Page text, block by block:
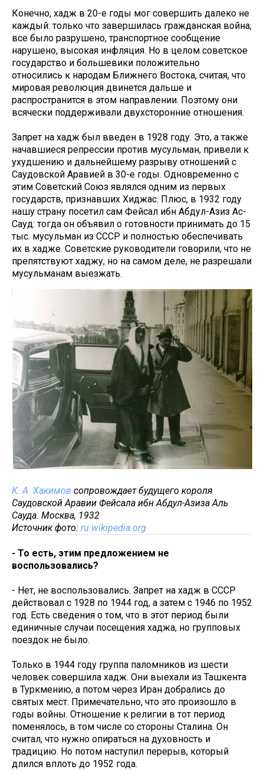
Конечно, хадж в 20-е годы мог совершить далеко не
каждый: только что завершилась гражданская война,
все было разрушено, транспортное сообщение
нарушено, высокая инфляция. Но в целом советское
государство и большевики положительно
относились к народам Ближнего Востока, считая, что
мировая революция двинется дальше и
распространится в этом направлении. Поэтому они
всячески поддерживали двухсторонние отношения.
Запрет на хадж был введен в 1928 году. Это, а также
начавшиеся репрессии против мусульман, привели к
ухудшению и дальнейшему разрыву отношений с
Саудовской Аравией в 30-е годы. Одновременно с
этим Советский Союз являлся одним из первых
государств, признавших Хиджас. Плюс, в 1932 году
нашу страну посетил сам Фейсал ибн Абдул-Азиз Ас-
Сауд: тогда он объявил о готовности принимать до 15
тыс. мусульман из СССР и полностью обеспечивать
их в хадже. Советские руководители говорили, что не
препятствуют хаджу, но на самом деле, не разрешали
мусульманам выезжать.
К. А. Хакимов сопровождает будущего короля
Саудовской Аравии Фейсала ибн Абдул-Азиза Аль
Сауда. Москва, 1932
Источник фото: ru.wikipedia.org
- То есть, этим предложением не
воспользовались?
- Нет, не воспользовались. Запрет на хадж в СССР
действовал с 1928 по 1944 год, а затем с 1946 по 1952
год. Есть сведения о том, что в этот период были
единичные случаи посещения хаджа, но групповых
поездок не было.
Только в 1944 году группа паломников из шести
человек совершила хадж. Они выехали из Ташкента
в Туркмению, а потом через Иран добрались до
святых мест. Примечательно, что это произошло в
годы войны. Отношение к религии в тот период
поменялось, в том числе со стороны Сталина. Он
считал, что нужно опираться на духовность и
традицию. Но потом наступил перерыв, который
длился вплоть до 1952 года.